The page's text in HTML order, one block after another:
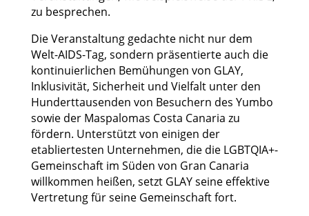
zu besprechen.
Die Veranstaltung gedachte nicht nur dem
Welt-AIDS-Tag, sondern präsentierte auch die
kontinuierlichen Bemühungen von GLAY,
Inklusivität, Sicherheit und Vielfalt unter den
Hunderttausenden von Besuchern des Yumbo
sowie der Maspalomas Costa Canaria zu
fördern. Unterstützt von einigen der
etabliertesten Unternehmen, die die LGBTQIA+-
Gemeinschaft im Süden von Gran Canaria
willkommen heißen, setzt GLAY seine effektive
Vertretung für seine Gemeinschaft fort.